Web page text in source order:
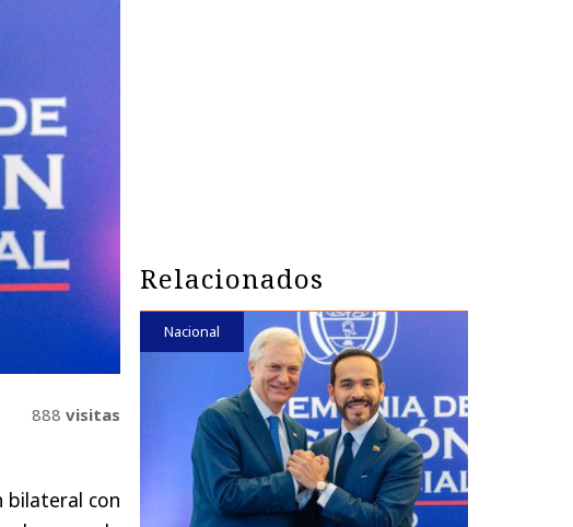
888 visitas
bilateral con
Relacionados
Nacional